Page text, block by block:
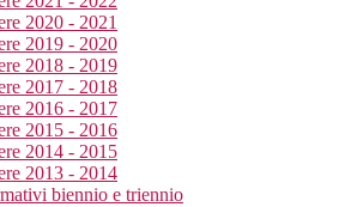
2020 - 2021
2019 - 2020
2018 - 2019
2017 - 2018
2016 - 2017
2015 - 2016
2014 - 2015
2013 - 2014
biennio e triennio